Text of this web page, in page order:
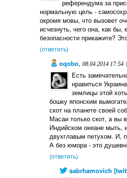
референдума за
нормальную цель -
окромя мовы, что вызовет
исчезнуть, чего она, как бы,
безопасности прикажите?
(ответить)
oqobo,08.04.2014 17:54
Есть
нравиться
землицы этой
бошку японским
скот на планете своей
Масаи только скот, а вы
Индийском океане мыть,
двухглавым петухом. И,
А без юмора - это
(ответить)
sabrhamovich